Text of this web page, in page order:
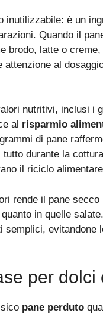
inutilizzabile: è un
Quando il
brodo, latte o
attenzione al
nutritivi, inclusi i
al risparmio
di pane
durante la
il riciclo
rende il pane
in quelle
evitandone
per dolci
pane perduto